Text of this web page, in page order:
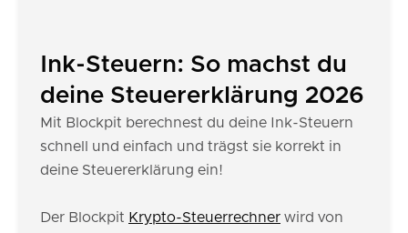
Ink-Steuern: So machst du
deine Steuererklärung 2026
Mit Blockpit berechnest du deine Ink-Steuern
schnell und einfach und trägst sie korrekt in
deine Steuererklärung ein!
Der Blockpit Krypto-Steuerrechner wird von